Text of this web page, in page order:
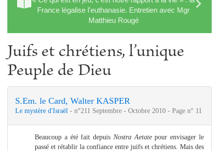
France légalise l'euthanasie. Entretien avec Mgr
Matthieu Rougé
Juifs et chrétiens, l’unique
Peuple de Dieu
S.Em. le Card, Walter KASPER
Le mystère d'Israël - n°211 Septembre - Octobre 2010 - Page n° 11
Beaucoup a été fait depuis Nostra Aetatepour envisager le
passé et rétablir la confiance entre juifs et chrétiens. Mais des